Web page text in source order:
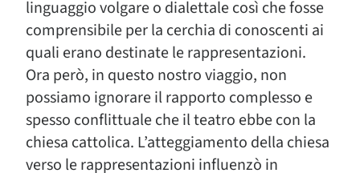
linguaggio volgare o dialettale così che fosse
comprensibile per la cerchia di conoscenti ai
quali erano destinate le rappresentazioni.
Ora però, in questo nostro viaggio, non
possiamo ignorare il rapporto complesso e
spesso conflittuale che il teatro ebbe con la
chiesa cattolica. L’atteggiamento della chiesa
verso le rappresentazioni influenzò in